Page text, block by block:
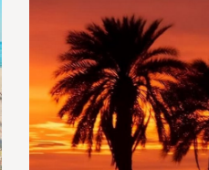
با جغرافیای جزیره